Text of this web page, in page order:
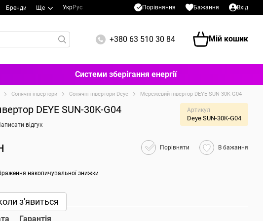
Бренди Ще УкрРус Порівняння Бажання Вхід
+380 63 510 30 84 Мій кошик
Системи зберігання енергії
Сонячні інвертори Сонячні інвертори Deye Мережевий інвертор DEYE SUN-30K-G04
DEYE SUN-30K-G04 Артикул
Deye SUN-30K-G04
відгук
Порівняти В бажання
накопичувальної знижки
з'явиться
Гарантія